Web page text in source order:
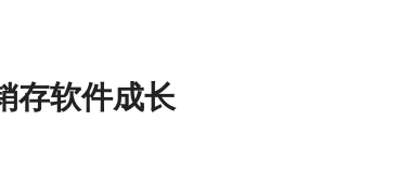
存软件成长